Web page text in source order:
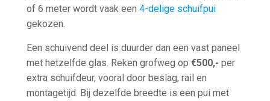
of 6 meter wordt vaak een4-delige schuifpui
gekozen.
Een schuivend deel is duurder dan een vast paneel
met hetzelfde glas. Reken grofweg op€500,- per
extra schuifdeur, vooral door beslag, rail en
montagetijd. Bij dezelfde breedte is een pui met